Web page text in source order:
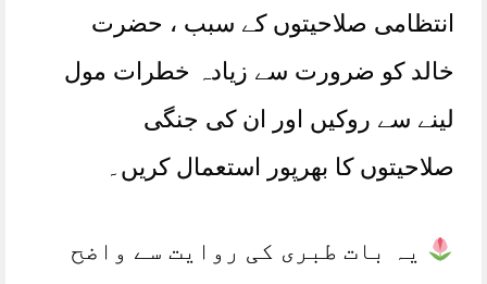
انتظامی صلاحیتوں کے سبب ، حضرت
خالد کو ضرورت سے زیادہ خطرات مول
لینے سے روکیں اور ان کی جنگی
صلاحیتوں کا بھرپور استعمال کریں۔
یہ بات طبری کی روایت سے واضح